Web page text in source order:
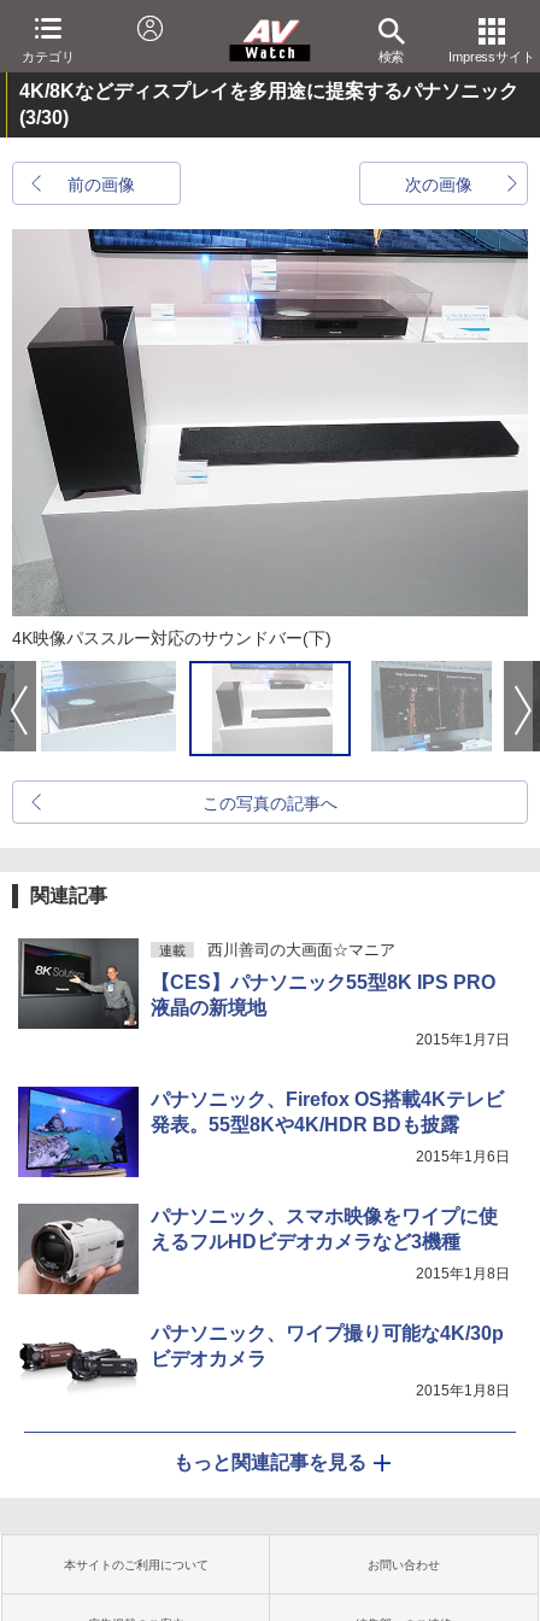
カテゴリ 検索 Impressサイト
4K/8Kなどディスプレイを多用途に提案するパナソニック
(3/30)
前の画像 次の画像
4K映像パススルー対応のサウンドバー(下)
この写真の記事へ
関連記事
連載 西川善司の大画面☆マニア
【CES】パナソニック55型8K IPS PRO
液晶の新境地
2015年1月7日
パナソニック、Firefox OS搭載4Kテレビ
発表。55型8Kや4K/HDR BDも披露
2015年1月6日
パナソニック、スマホ映像をワイプに使
えるフルHDビデオカメラなど3機種
2015年1月8日
パナソニック、ワイプ撮り可能な4K/30p
ビデオカメラ
2015年1月8日
もっと関連記事を見る
本サイトのご利用について お問い合わせ